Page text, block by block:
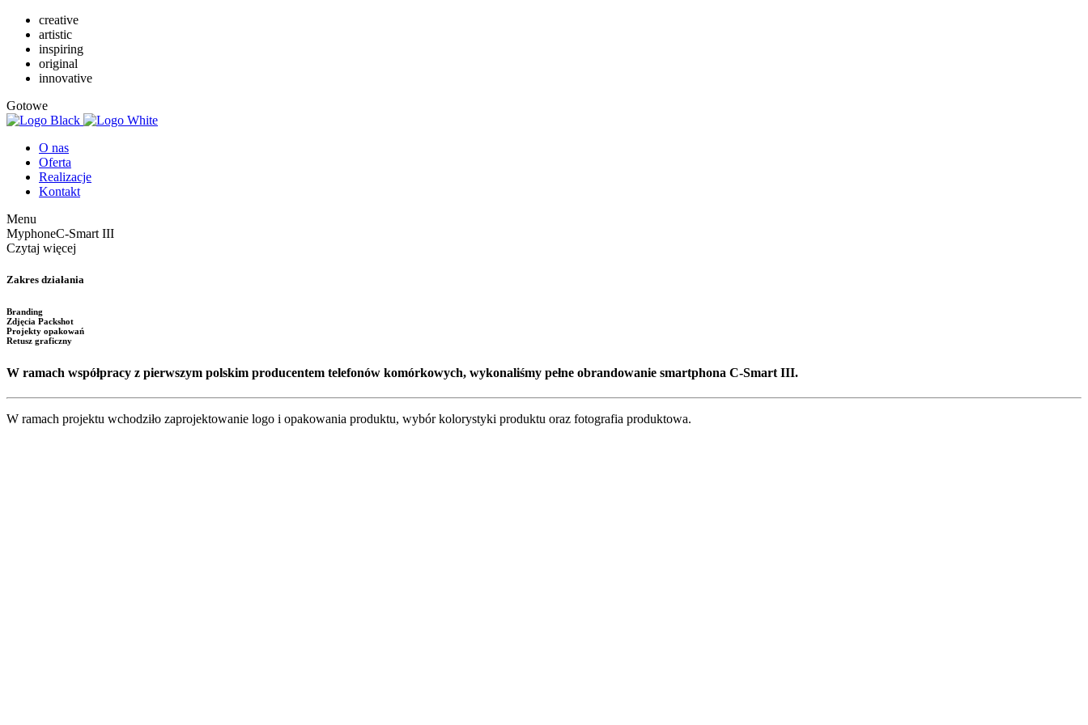
creative
artistic
inspiring
original
innovative
Gotowe
O nas
Oferta
Realizacje
Kontakt
Menu
MyphoneC-Smart III
Czytaj więcej
Zakres działania
Branding
Zdjęcia Packshot
Projekty opakowań
Retusz graficzny
W ramach współpracy z pierwszym polskim producentem telefonów komórkowych, wykonaliśmy pełne obrandowanie smartphona C-Smart III.
W ramach projektu wchodziło zaprojektowanie logo i opakowania produktu, wybór kolorystyki produktu oraz fotografia produktowa.